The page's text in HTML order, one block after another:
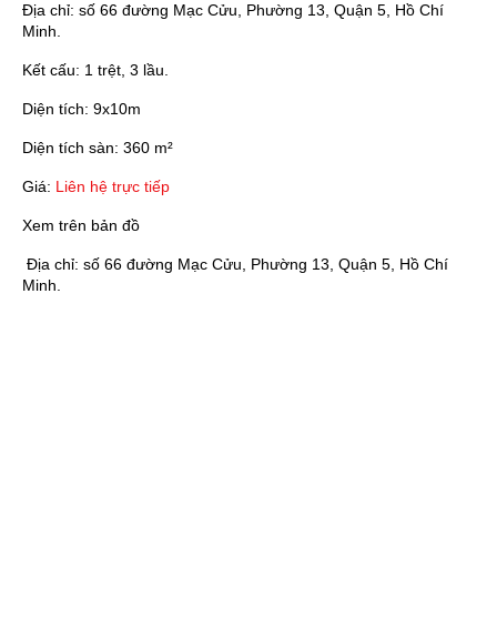
Địa chỉ: số 66 đường Mạc Cửu, Phường 13, Quận 5, Hồ Chí
Minh.
Kết cấu: 1 trệt, 3 lầu.
Diện tích: 9x10m
Diện tích sàn: 360 m²
Giá: Liên hệ trực tiếp
Xem trên bản đồ
Địa chỉ: số 66 đường Mạc Cửu, Phường 13, Quận 5, Hồ Chí
Minh.